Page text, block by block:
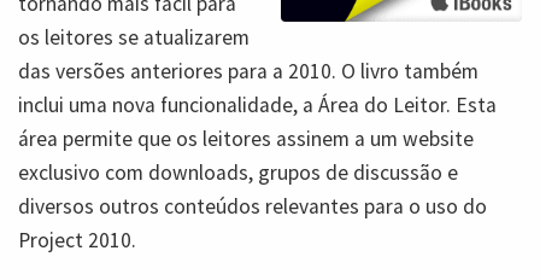
os leitores se atualizarem
das versões anteriores para a 2010. O livro também
inclui uma nova funcionalidade, a Área do Leitor. Esta
área permite que os leitores assinem a um website
exclusivo com downloads, grupos de discussão e
diversos outros conteúdos relevantes para o uso do
Project 2010.